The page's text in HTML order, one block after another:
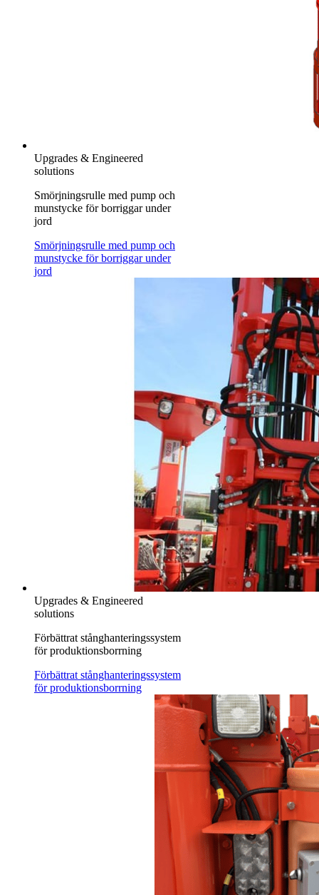
Upgrades & Engineered
solutions
Smörjningsrulle med pump och
munstycke för borriggar under
jord
Smörjningsrulle med pump och
munstycke för borriggar under
jord
Upgrades & Engineered
solutions
Förbättrat stånghanteringssystem
för produktionsborrning
Förbättrat stånghanteringssystem
för produktionsborrning